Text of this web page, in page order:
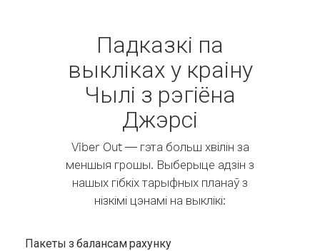
Падказкі па
выкліках у краіну
Чылі з рэгіёна
Джэрсі
Viber Out — гэта больш хвілін за
меншыя грошы. Выберыце адзін з
нашых гібкіх тарыфных планаў з
нізкімі цэнамі на выклікі:
Пакеты з балансам рахунку